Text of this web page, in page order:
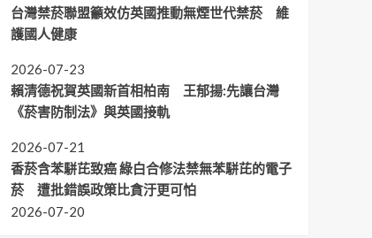
台灣禁菸聯盟籲效仿英國推動無煙世代禁菸 維
護國人健康
2026-07-23
賴清德祝賀英國新首相柏南 王郁揚:先讓台灣
《菸害防制法》與英國接軌
2026-07-21
香菸含苯駢芘致癌 綠白合修法禁無苯駢芘的電子
菸 遭批錯誤政策比貪汙更可怕
2026-07-20